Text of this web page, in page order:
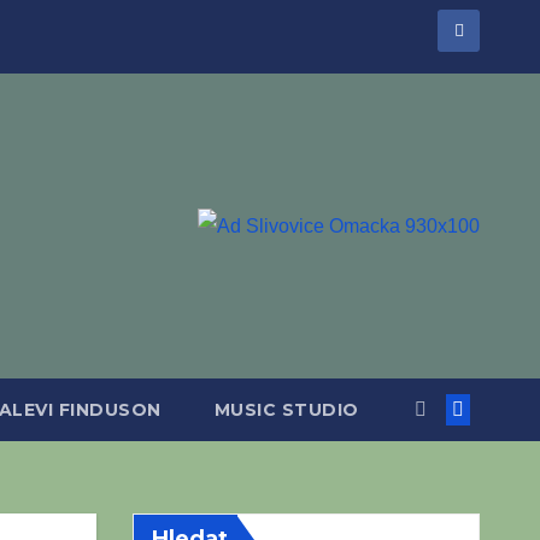
FINDUSON MUSIC STUDIO